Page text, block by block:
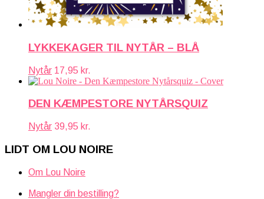
LYKKEKAGER TIL NYTÅR – BLÅ
Nytår 17,95 kr.
DEN KÆMPESTORE NYTÅRSQUIZ
Nytår 39,95 kr.
LIDT OM LOU NOIRE
Om Lou Noire
Mangler din bestilling?